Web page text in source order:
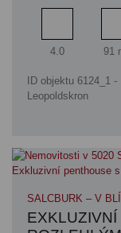
Pokoj
4.0
91
ID objektu 6124_1
Leopoldskron
SALCBURK – V